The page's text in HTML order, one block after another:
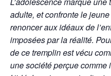
adulte, et confronte le
renoncer aux idéaux de
imposées par la réalité.
de ce tremplin est vécu
une société perçue comme